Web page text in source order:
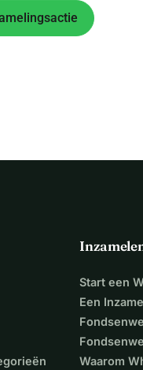
Start een
Een
Waarom